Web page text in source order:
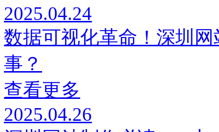
2025.04.24
数据可视化革命！深圳
事？
查看更多
2025.04.26